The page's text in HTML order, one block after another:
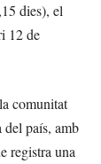
dies), el
12 de
comunitat
país, amb
registra una